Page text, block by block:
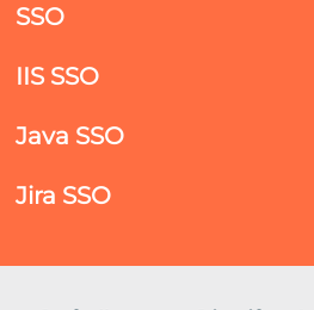
SSO
IIS SSO
Java SSO
Jira SSO